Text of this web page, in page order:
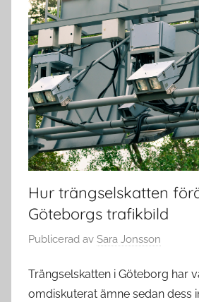
Hur trängselskatten
Göteborgs trafikbild
Publicerad av Sara Jonsson
Trängselskatten i Göteborg har
omdiskuterat ämne sedan dess